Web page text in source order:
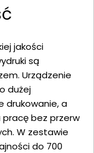
jakości
są
Urządzenie
dużej
drukowanie, a
bez przerw
W zestawie
do 700